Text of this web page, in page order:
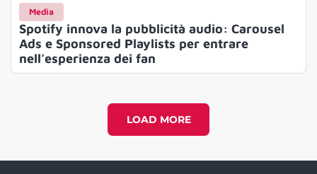
Media
Spotify innova la pubblicità audio: Carousel
Ads e Sponsored Playlists per entrare
nell’esperienza dei fan
LOAD MORE